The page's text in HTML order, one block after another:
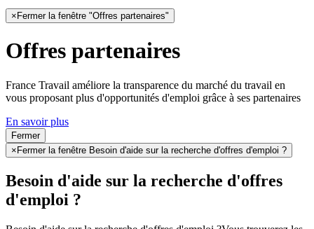
× Fermer la fenêtre "Offres partenaires"
Offres partenaires
France Travail améliore la transparence du marché du travail en
vous proposant plus d'opportunités d'emploi grâce à ses partenaires
En savoir plus
Fermer
×Fermer la fenêtre Besoin d'aide sur la recherche d'offres d'emploi ?
Besoin d'aide sur la recherche d'offres
d'emploi ?